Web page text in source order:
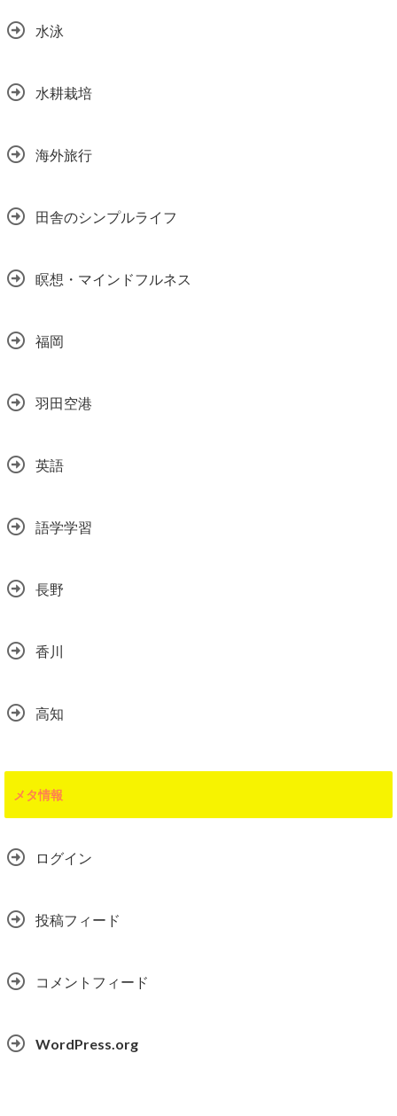
水泳
水耕栽培
海外旅行
田舎のシンプルライフ
瞑想・マインドフルネス
福岡
羽田空港
英語
語学学習
長野
香川
高知
メタ情報
ログイン
投稿フィード
コメントフィード
WordPress.org